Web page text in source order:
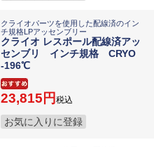
クライオパーツを使用した配線済のイン
チ規格LPアッセンブリー
クライオ レスポール配線済アッ
センブリ インチ規格 CRYO
-196℃
23,815 税込
お気に入りに登録